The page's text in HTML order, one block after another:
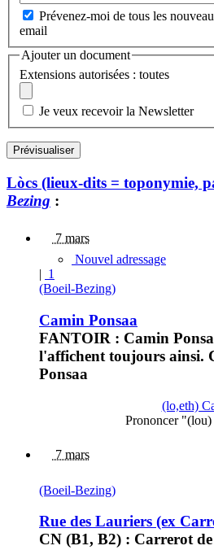
Prévenez-moi de tous les
email
Ajouter un document
Extensions autorisées : toutes
Je veux recevoir la Newsletter
Lòcs (lieux-dits = toponymie,
Bezing :
7 mars
Nouvel adressage
| 1
(Boeil-Bezing)
Camin Ponsaa
FANTOIR : Camin
l'affichent toujours ainsi.
Ponsaa
(lo,eth)
Prononcer
7 mars
(Boeil-Bezing)
Rue des Lauriers (ex
CN (B1, B2) : Carrerot